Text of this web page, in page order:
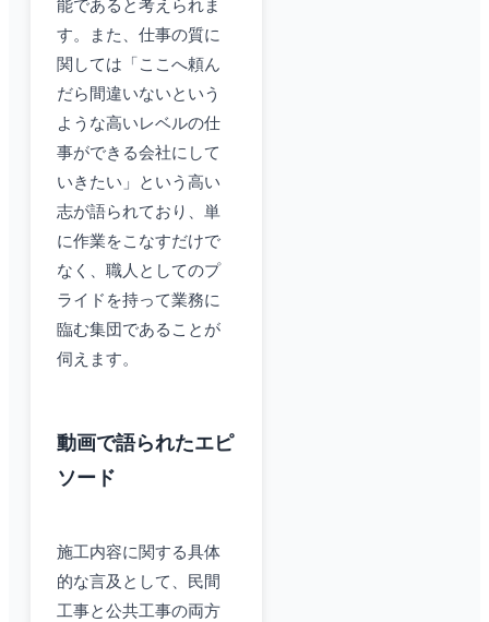
能であると考えられま
す。また、仕事の質に
関しては「ここへ頼ん
だら間違いないという
ような高いレベルの仕
事ができる会社にして
いきたい」という高い
志が語られており、単
に作業をこなすだけで
なく、職人としてのプ
ライドを持って業務に
臨む集団であることが
伺えます。
動画で語られたエピ
ソード
施工内容に関する具体
的な言及として、民間
工事と公共工事の両方